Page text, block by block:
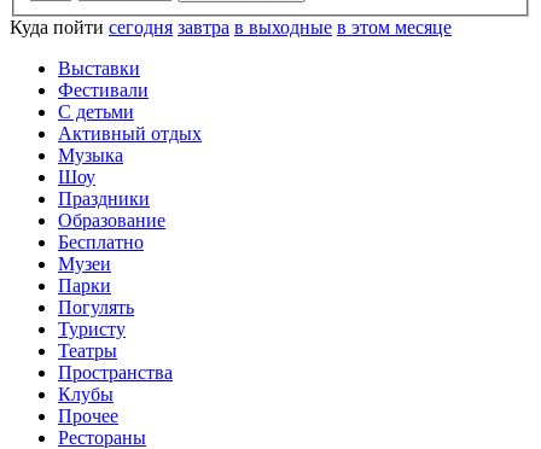
Куда пойти сегодня завтра в выходные в этом месяце
Выставки
Фестивали
С детьми
Активный отдых
Музыка
Шоу
Праздники
Образование
Бесплатно
Музеи
Парки
Погулять
Туристу
Театры
Пространства
Клубы
Прочее
Рестораны